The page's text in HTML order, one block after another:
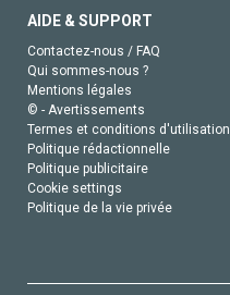
AIDE & SUPPORT
Contactez-nous / FAQ
Qui sommes-nous ?
Mentions légales
© - Avertissements
Termes et conditions d'utilisation
Politique rédactionnelle
Politique publicitaire
Cookie settings
Politique de la vie privée